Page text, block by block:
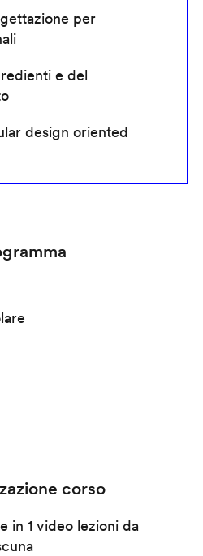
per
e del
design oriented
corso
in 1 video lezioni da